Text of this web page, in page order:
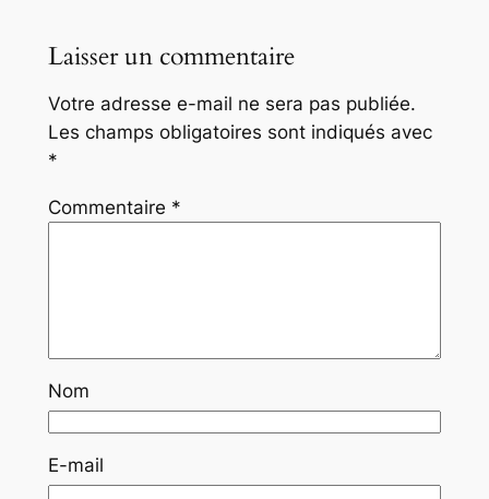
Laisser un commentaire
Votre adresse e-mail ne sera pas publiée.
Les champs obligatoires sont indiqués avec
*
Commentaire *
Nom
E-mail